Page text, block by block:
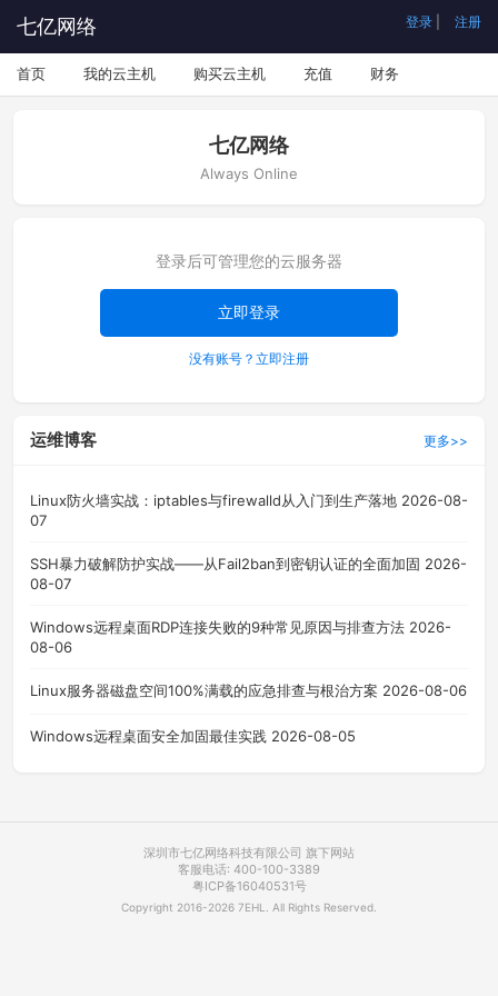
七亿网络 登录 注册
首页 我的云主机 购买云主机 充值 财务
七亿网络
Always Online
登录后可管理您的云服务器
立即登录
没有账号？立即注册
运维博客 更多>>
Linux防火墙实战：iptables与firewalld从入门到生产落地 2026-08-
07
SSH暴力破解防护实战——从Fail2ban到密钥认证的全面加固 2026-
08-07
Windows远程桌面RDP连接失败的9种常见原因与排查方法 2026-
08-06
Linux服务器磁盘空间100%满载的应急排查与根治方案 2026-08-06
Windows远程桌面安全加固最佳实践 2026-08-05
深圳市七亿网络科技有限公司 旗下网站
客服电话: 400-100-3389
粤ICP备16040531号
Copyright 2016-2026 7EHL. All Rights Reserved.